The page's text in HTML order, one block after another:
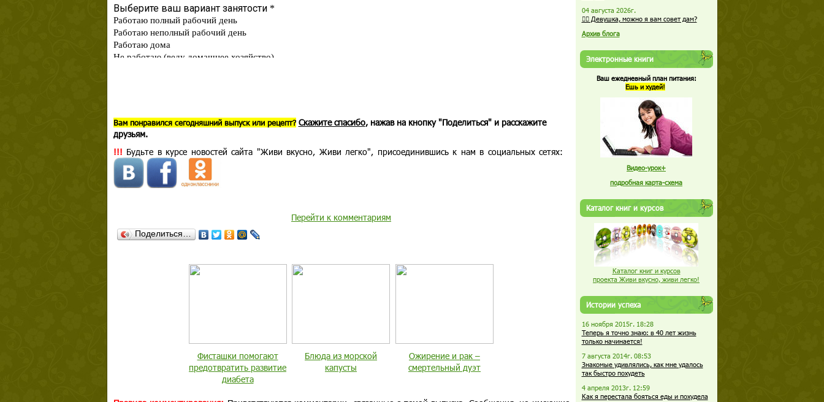
Вам понравился сегодняшний выпуск или рецепт? Скажите спасибо, нажав на кнопку "Поделиться" и расскажите
друзьям.
!!! Будьте в курсе новостей сайта "Живи вкусно, Живи легко", присоединившись к нам в социальных сетях:
Перейти к комментариям
Поделиться…
Фисташки помогают
предотвратить развитие
диабета
Блюда из морской
капусты
Ожирение и рак –
смертельный дуэт
04 августа 2026г.
🏋️‍♀️ Девушка, можно я вам совет дам?
Архив блога
Электронные книги
Ваш ежедневный план питания:
Ешь и худей!
Видео-урок+
подробная карта-схема
Каталог книг и курсов
Каталог книг и курсов
проекта Живи вкусно, живи легко!
Истории успеха
16 ноября 2015г. 18:28
Теперь я точно знаю: в 40 лет жизнь
только начинается!
7 августа 2014г. 08:53
Знакомые удивлялись, как мне удалось
так быстро похудеть
4 апреля 2013г. 12:59
Как я перестала бояться еды и похудела